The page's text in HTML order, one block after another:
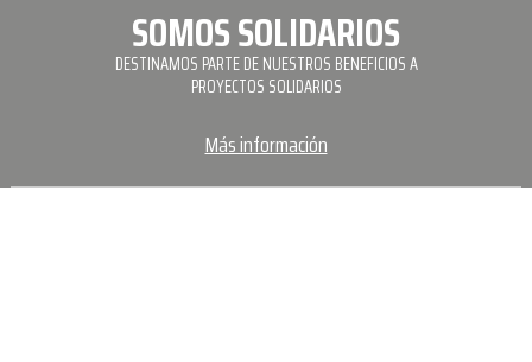
SOMOS SOLIDARIOS
DESTINAMOS PARTE DE NUESTROS BENEFICIOS A
PROYECTOS SOLIDARIOS
Más información